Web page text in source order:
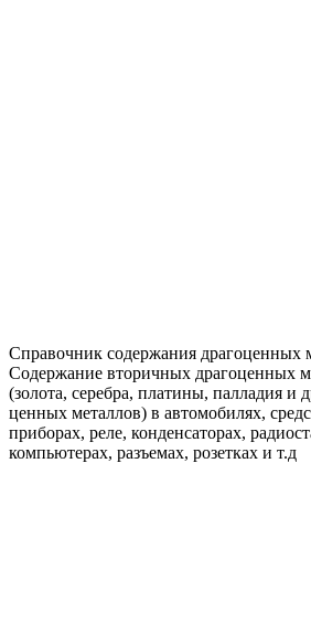
Справочник содержания драгоценных
Содержание вторичных драгоценных
(золота, серебра, платины, палладия и
ценных металлов) в автомобилях,
приборах, реле, конденсаторах,
компьютерах, разъемах, розетках и т.д